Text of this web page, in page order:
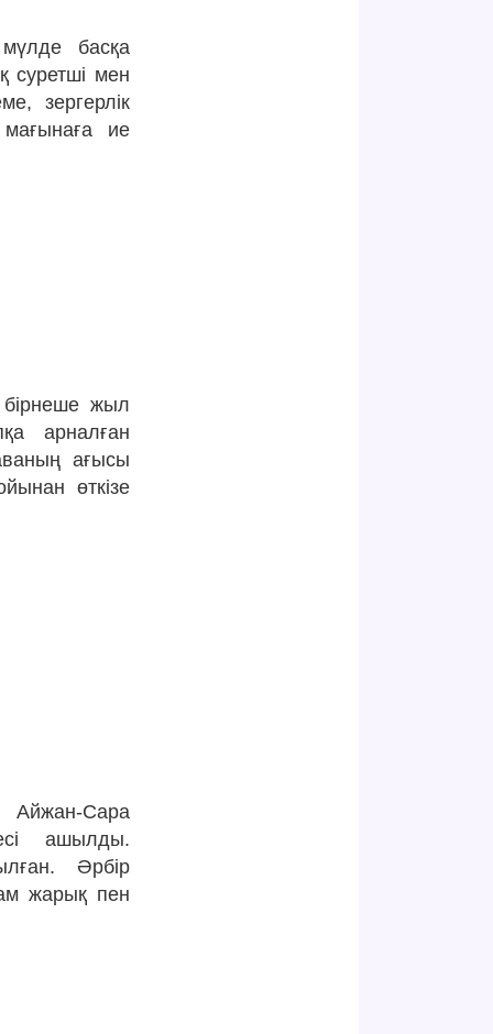
мүлде басқа
суретші мен
зергерлік
ие
бірнеше жыл
арналған
ағысы
өткізе
Сара
ашылды.
Әрбір
жарық пен